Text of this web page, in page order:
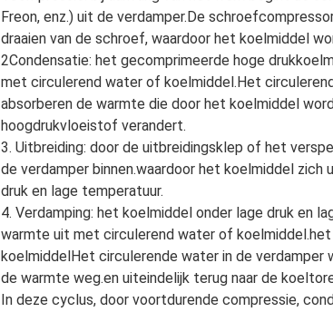
Freon, enz.) uit de verdamper.De
draaien van de schroef, waardoor het koelmiddel
2Condensatie: het gecomprimeerde hoge
met circulerend water of koelmiddel.Het
absorberen de warmte die door het koelmiddel
hoogdrukvloeistof verandert.
3. Uitbreiding: door de uitbreidingsklep of het
de verdamper binnen.waardoor het koelmiddel
druk en lage temperatuur.
4. Verdamping: het koelmiddel onder lage druk en
warmte uit met circulerend water of
koelmiddelHet circulerende water in de
de warmte weg.en uiteindelijk terug naar de
In deze cyclus, door voortdurende compressie,